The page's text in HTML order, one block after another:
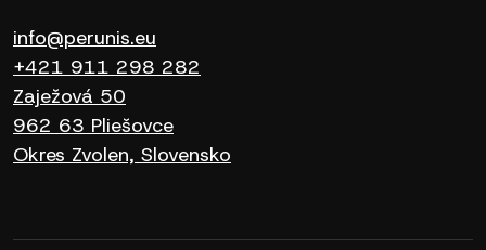
info@perunis.eu
+421 911 298 282
Zaježová 50
962 63 Pliešovce
Okres Zvolen, Slovensko